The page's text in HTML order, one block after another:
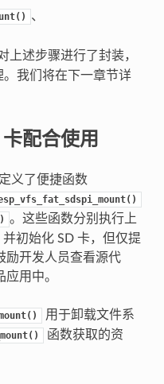
、
上述步骤进行了封装，
我们将在下一章节详
配合使用
定义了便捷函数
。这些函数分别执行上
初始化 SD 卡，但仅提
励开发人员查看源代
用中。
用于卸载文件系
函数获取的资